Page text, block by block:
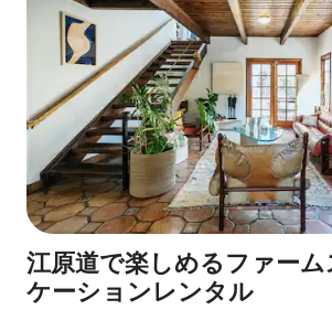
江原道で楽しめるファー
ケーションレンタル